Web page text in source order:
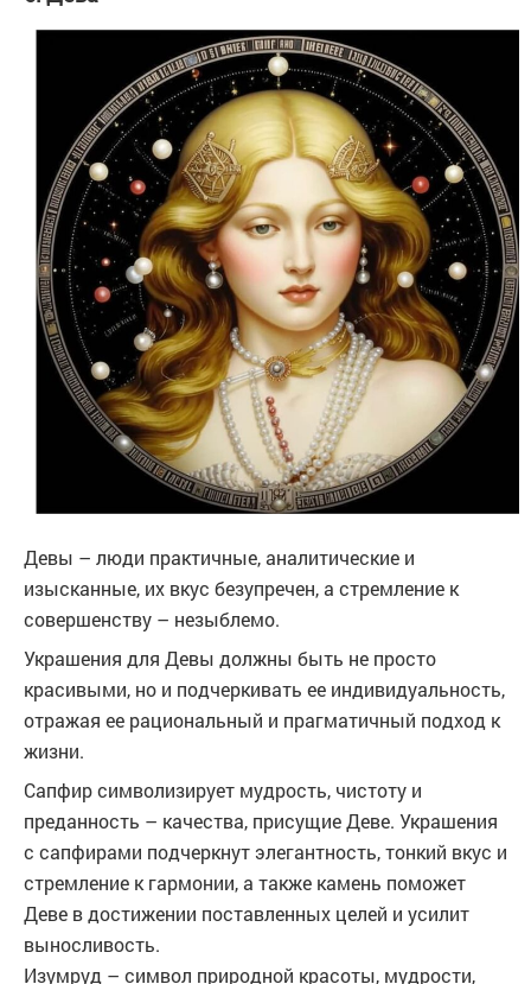
Девы – люди практичные, аналитические и
изысканные, их вкус безупречен, а стремление к
совершенству – незыблемо.
Украшения для Девы должны быть не просто
красивыми, но и подчеркивать ее индивидуальность,
отражая ее рациональный и прагматичный подход к
жизни.
Сапфир символизирует мудрость, чистоту и
преданность – качества, присущие Деве. Украшения
с сапфирами подчеркнут элегантность, тонкий вкус и
стремление к гармонии, а также камень поможет
Деве в достижении поставленных целей и усилит
выносливость.
Изумруд – символ природной красоты, мудрости,